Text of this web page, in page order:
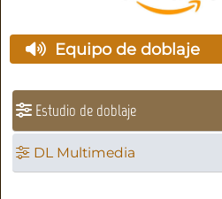
Equipo de doblaje
Estudio de doblaje
DL Multimedia